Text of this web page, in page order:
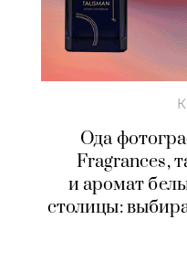
Ода
Fragrances,
и аромат
столицы: